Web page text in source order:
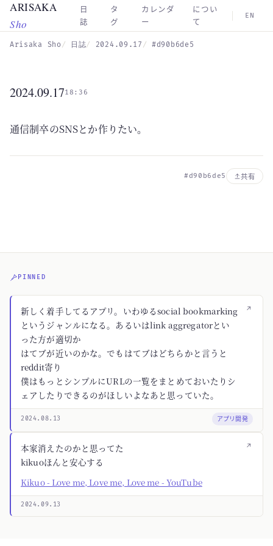
Skip to main content
ARISAKA
Sho
日
誌
タ
グ
カレンダ
ー
につい
て
EN
Arisaka Sho 日誌 2024.09.17 #d90b6de5
2024.09.1718:36
通信制卒のSNSとか作りたい。
#d90b6de5 共有
PINNED
↗
新しく着手してるアプリ。いわゆるsocial bookmarking
というジャンルになる。あるいはlink aggregatorとい
った方が適切か
はてブが近いのかな。でもはてブはどちらかと言うと
reddit寄り
僕はもっとシンプルにURLの一覧をまとめておいたりシ
ェアしたりできるのがほしいよなあと思っていた。
2024.08.13 アプリ開発
↗
本家消えたのかと思ってた
kikuoほんと安心する
Kikuo - Love me, Love me, Love me - YouTube
2024.09.13